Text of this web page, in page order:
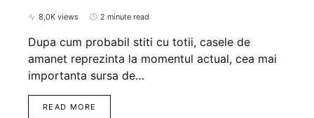
8,0K views 2 minute read
Dupa cum probabil stiti cu totii, casele de
amanet reprezinta la momentul actual, cea mai
importanta sursa de…
READ MORE